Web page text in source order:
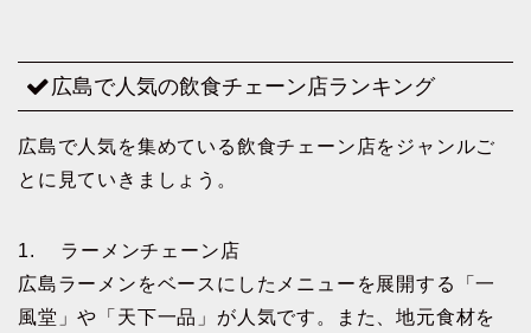
広島で人気の飲食チェーン店ランキング
広島で人気を集めている飲食チェーン店をジャンルご
とに見ていきましょう。
1. ラーメンチェーン店
広島ラーメンをベースにしたメニューを展開する「一
風堂」や「天下一品」が人気です。また、地元食材を